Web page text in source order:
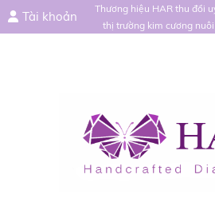
Tài khoản
Thương hiệu HAR thu đổi
thị trường kim cương nuôi